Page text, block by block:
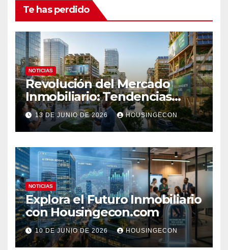
Te has perdido
NOTICIAS
Revolución del Mercado
Inmobiliario: Tendencias
Clave 2023
13 DE JUNIO DE 2026 HOUSINGECON
NOTICIAS
Explora el Futuro Inmobiliario
con Housingecon.com
10 DE JUNIO DE 2026 HOUSINGECON